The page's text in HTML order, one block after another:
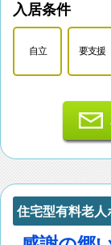
入居条件
自立 要支援
住宅型有料老人